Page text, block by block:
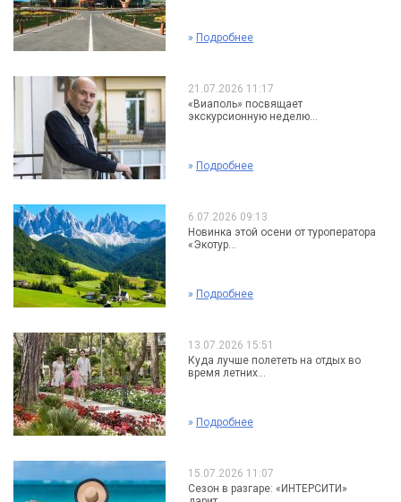
» Подробнее
21.07.2026 11:17
«Виаполь» посвящает
экскурсионную неделю...
» Подробнее
6.07.2026 09:13
Новинка этой осени от туроператора
«Экотур...
» Подробнее
13.07.2026 15:51
Куда лучше полететь на отдых во
время летних...
» Подробнее
15.07.2026 11:07
Сезон в разгаре: «ИНТЕРСИТИ»